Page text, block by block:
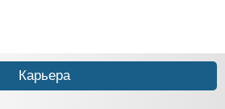
Карьера